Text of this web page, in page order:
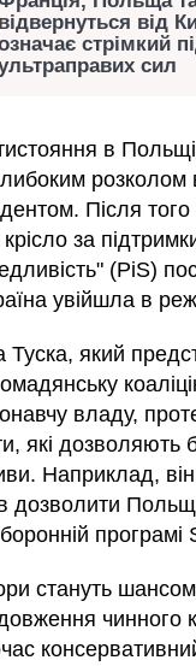
відвернуться від
стрімкий
сил
в Польщі
Після того
за
(PiS)
увійшла в
який
владу,
які дозволяють
Наприклад,
дозволити
програмі
стануть
чинного